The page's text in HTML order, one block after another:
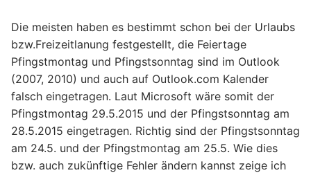
Die meisten haben es bestimmt schon bei der Urlaubs
bzw.Freizeitlanung festgestellt, die Feiertage
Pfingstmontag und Pfingstsonntag sind im Outlook
(2007, 2010) und auch auf Outlook.com Kalender
falsch eingetragen. Laut Microsoft wäre somit der
Pfingstmontag 29.5.2015 und der Pfingstsonntag am
28.5.2015 eingetragen. Richtig sind der Pfingstsonntag
am 24.5. und der Pfingstmontag am 25.5. Wie dies
bzw. auch zukünftige Fehler ändern kannst zeige ich